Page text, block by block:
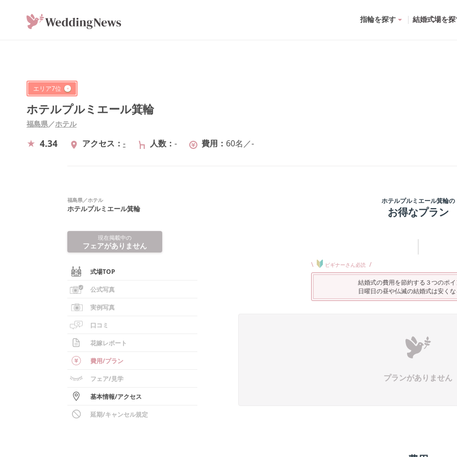
指輪を探す 結婚式場を
エリア7位
ホテルプルミエール箕輪
福島県／ホテル
4.34 アクセス - 人数 - 費用 60名 ／-
福島県／ホテル
ホテルプルミエール箕輪
現在掲載中の
フェアがありません
式場TOP
公式写真
実例写真
口コミ
花嫁レポート
費用/プラン
フェア/見学
基本情報/アクセス
延期/キャンセル規定
ホテルプルミエール箕輪の
お得なプラン
\ ビギナーさん必読 /
結婚式の費用を節約する３つのポイ
日曜日の昼や仏滅の結婚式は安くな
プランがありません